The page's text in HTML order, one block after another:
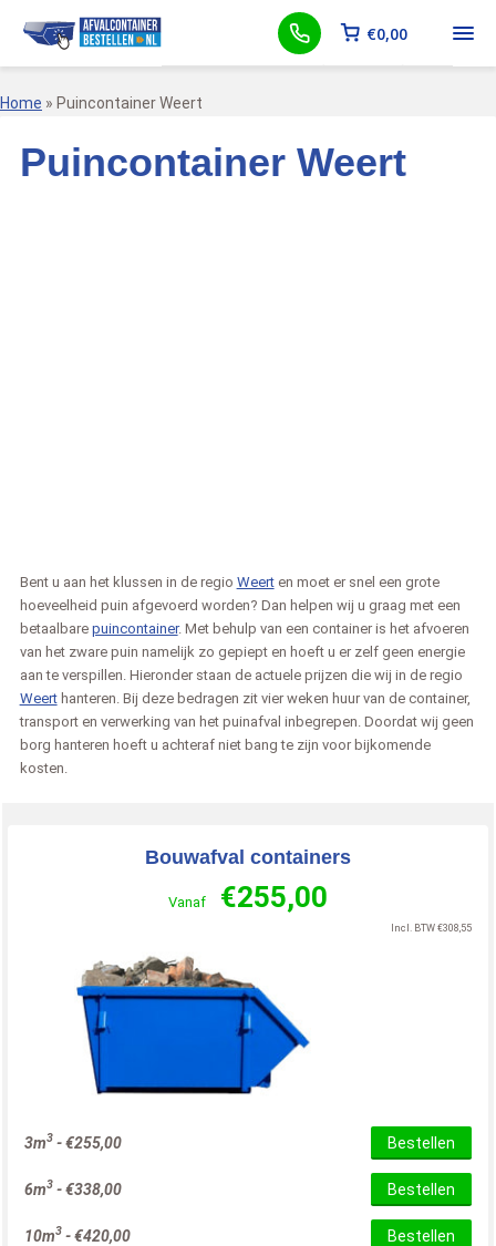
€0,00
Home » Puincontainer Weert
Puincontainer Weert
Bent u aan het klussen in de regio Weerten moet er snel een grote
hoeveelheid puin afgevoerd worden? Dan helpen wij u graag met een
betaalbare puincontainer. Met behulp van een container is het afvoeren
van het zware puin namelijk zo gepiept en hoeft u er zelf geen energie
aan te verspillen. Hieronder staan de actuele prijzen die wij in de regio
Weerthanteren. Bij deze bedragen zit vier weken huur van de container,
transport en verwerking van het puinafval inbegrepen. Doordat wij geen
borg hanteren hoeft u achteraf niet bang te zijn voor bijkomende
kosten.
Bouwafval containers
Vanaf €255,00
Incl. BTW €308,55
3m3 -€255,00 Bestellen
6m3 -€338,00 Bestellen
10m3 -€420,00 Bestellen